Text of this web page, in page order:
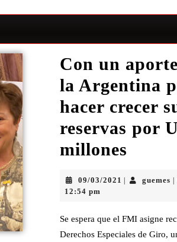
Con un
la Argentina
hacer crecer
reservas por
millones
09/03/2021 guemes
12:54 pm
Se espera que el FMI asigne
Derechos Especiales de Giro,